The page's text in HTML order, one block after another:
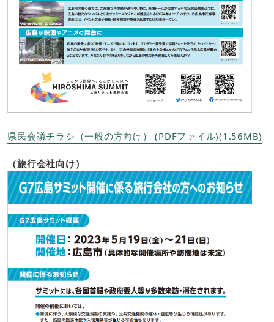
県民会議チラシ（一般の方向け） (PDFファイル)(1.56MB)
（旅行会社向け）